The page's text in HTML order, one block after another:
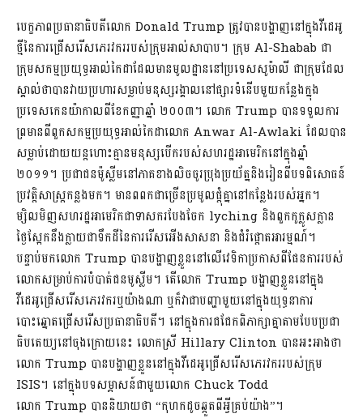
បេក្ខភាពប្រធានាធិបតីលោក Donald Trump ត្រូវបានបង្ហាញនៅក្នុងវីដេអូ
ថ្មីនៃការជ្រើសរើសភេរវកររបស់ក្រុមអាល់សាបាប។ ក្រុម Al-Shabab ជា
ក្រុមសកម្មប្រយុទ្ធអាល់កៃដាដែលមានមូលដ្ឋាននៅប្រទេសសូម៉ាលី ជាក្រុមដែល
ស្គាល់ថាបានវាយប្រហារសម្លាប់មនុស្សរង្គាលនៅផ្សារទំនើបមួយកន្លែងក្នុង
ប្រទេសកេនយ៉ាកាលពីខែកញ្ញាឆ្នាំ ២០០៣។ លោក Trump បានទទួលការ
ព្រមានពីពួកសកម្មប្រយុទ្ធអាល់កៃដាលោក Anwar Al-Awlaki ដែលបាន
សម្លាប់ដោយយន្តហោះគ្មានមនុស្សបើករបស់សហរដ្ឋអាមេរិកនៅក្នុងឆ្នាំ
២០១១។ ប្រជាជនម៉ូស្លីមនៅភាគខាងលិចចូរប្រុងប្រយ័ត្ននិងរៀនពីបទពិសោធន៍
ប្រវត្តិសាស្រ្តកន្លងមក។ មានពពកជាច្រើនប្រមូលផ្តុំគ្នានៅកន្លែងរបស់អ្នក។
ម្សិលមិញសហរដ្ឋអាមេរិកជាទាសករបែងចែក lyching និងពួកកូក្លូសក្លាន
ថ្ងៃស្អែកនឹងក្លាយជាទឹកដីនៃការរើសអើងសាសនា និងជំរំផ្តោតអារម្មណ៍។
បន្ទាប់មកលោក Trump បានបង្ហាញខ្លួននៅលើវេទិកាប្រកាសពីផែនការរបស់
លោកសម្រាប់ការបំបាត់ជនមូស្លីម។ តើលោក​ Trump បង្ហាញខ្លួននៅក្នុង
វីដេអូជ្រើសរើសភេរវករឬយ៉ាងណា ឬក៏វាជាបញ្ហាមួយនៅក្នុងយុទ្ធនាការ
បោះឆ្នោតជ្រើសរើសប្រធានាធិបតី។ នៅក្នុងការជជែកពិភាក្សាគ្នាតាមបែបប្រជា
ធិបតេយ្យនៅចុងក្រោយនេះ លោកស្រី Hillary Clinton បានអះអាងថា
លោក Trump បានបង្ហាញខ្លួននៅក្នុងវីដេអូជ្រើសរើសភេរវកររបស់ក្រុម
ISIS។ នៅក្នុងបទសម្ភាសន៍ជាមួយលោក Chuck Todd
លោក Trump បាននិយាយថា “កុហកដូចឆ្កួតពីអ្វីគ្រប់យ៉ាង”។